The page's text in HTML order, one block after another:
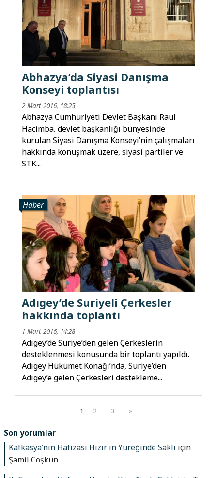
Abhazya’da Siyasi Danışma
Konseyi toplantısı
2 Mart 2016, 18:25
Abhazya Cumhuriyeti Devlet Başkanı Raul
Hacimba, devlet başkanlığı bünyesinde
kurulan Siyasi Danışma Konseyi’nin çalışmaları
hakkında konuşmak üzere, siyasi partiler ve
STK...
Haber
Adıgey’de Suriyeli Çerkesler
hakkında toplantı
1 Mart 2016, 14:28
Adıgey’de Suriye’den gelen Çerkeslerin
desteklenmesi konusunda bir toplantı yapıldı.
Adıgey Hükümet Konağı’nda, Suriye’den
Adıgey’e gelen Çerkesleri destekleme...
1 2 3 »
Son yorumlar
Kafkasya’nın Hafızası Hızır’ın Yüreğinde Saklı için
Şamil Coşkun